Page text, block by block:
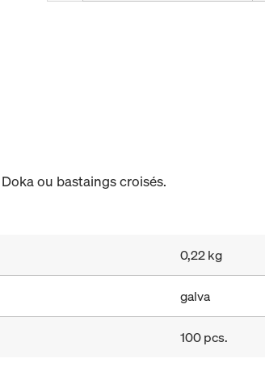
ou bastaings croisés.
0,22 kg
galva
100 pcs.